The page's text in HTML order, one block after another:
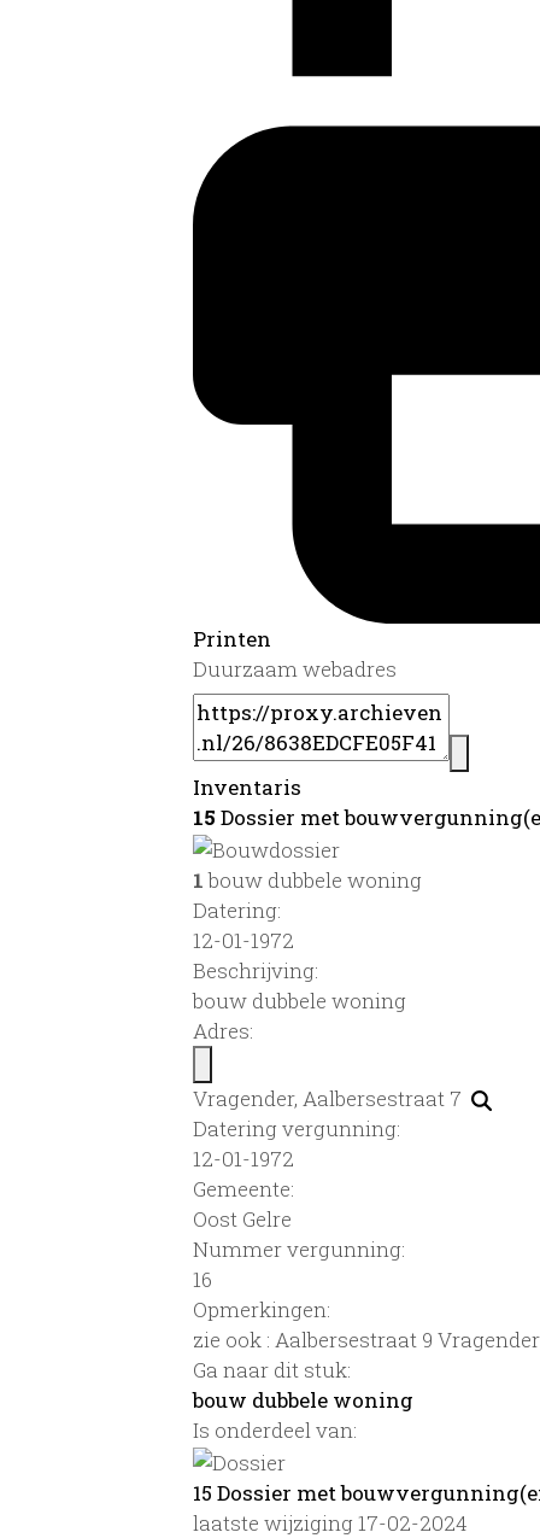
Printen
Duurzaam webadres
Inventaris
15 Dossier met
1bouw dubbele woning
Datering:
12-01-1972
Beschrijving:
bouw dubbele woning
Adres:
Vragender, Aalbersestraat 7
Datering vergunning:
12-01-1972
Gemeente:
Oost Gelre
Nummer vergunning:
16
Opmerkingen:
zie ook : Aalbersestraat 9 Vragender
Ga naar dit stuk:
bouw dubbele woning
Is onderdeel van:
15 Dossier met
laatste wijziging 17-02-2024